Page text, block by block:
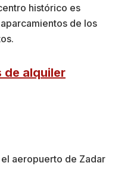
histórico es
de los
de alquiler